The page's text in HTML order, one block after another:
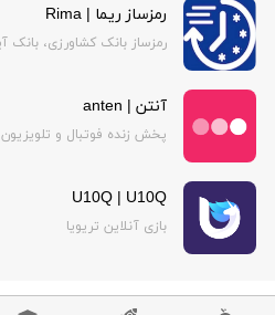
رمزساز ریما | Rima
آنتن | anten
پخش زنده فوتبال و تلویزیون
U10Q | U10Q
بازی آنلاین تریویا